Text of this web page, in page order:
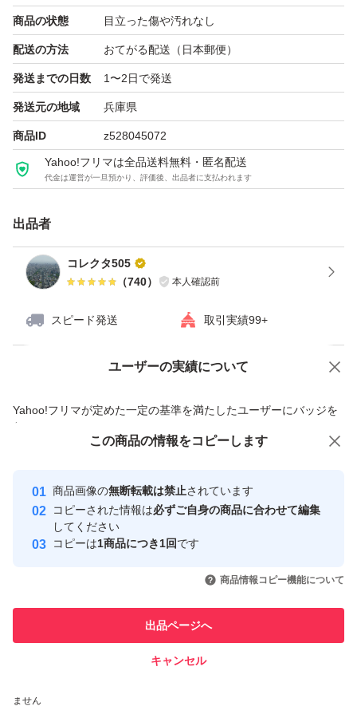
商品の状態 目立った傷や汚れなし
配送の方法 おてがる配送（日本郵便）
発送までの日数 1〜2日で発送
発送元の地域 兵庫県
商品ID z528045072
Yahoo!フリマは全品送料無料・匿名配送
代金は運営が一旦預かり、評価後、出品者に支払われます
出品者
コレクタ505
（740） 本人確認前
スピード発送 取引実績99+
ユーザーの実績について
Yahoo!フリマが定めた一定の基準を満たしたユーザーにバッジを
付与しています
安心取引出品者
心・安全なユーザーです
取引実績
引を完了させた実績があります
での取引実績があります
ません
価格の相談 商品への質問
この商品の情報をコピーします
商品画像の無断転載は禁止されています
コピーされた情報は必ずご自身の商品に合わせて編集
してください
コピーは1商品につき1回です
商品情報コピー機能について
出品ページへ
キャンセル
この商品をみている人にオススメ